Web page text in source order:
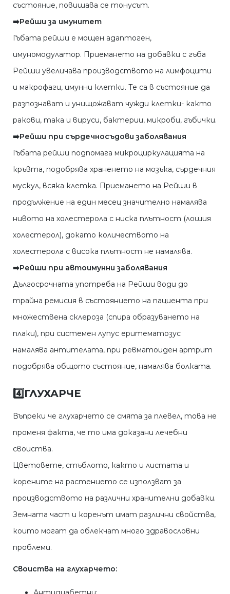
състояние, повишава се тонусът.
➡️Рейши за имунитет
Гъбата рейши е мощен адаптоген,
имуномодулатор. Приемането на добавки с гъба
Рейши увеличава производството на лимфоцити
и макрофаги, имунни клетки. Те са в състояние да
разпознават и унищожават чужди клетки- както
ракови, така и вируси, бактерии, микроби, гъбички.
➡️Рейши при сърдечносъдови заболявания
Гъбата рейши подпомага микроциркулацията на
кръвта, подобрява храненето на мозъка, сърдечния
мускул, всяка клетка. Приемането на Рейши в
продължение на един месец значително намалява
нивото на холестерола с ниска плътност (лошия
холестерол), докато количеството на
холестерола с висока плътност не намалява.
➡️Рейши при автоимунни заболявания
Дългосрочната употреба на Рейши води до
трайна ремисия в състоянието на пациента при
множествена склероза (спира образуването на
плаки), при системен лупус еритематозус
намалява антителата, при ревматоиден артрит
подобрява общото състояние, намалява болката.
4️⃣ГЛУХАРЧЕ
Въпреки че глухарчето се смята за плевел, това не
променя факта, че то има доказани лечебни
своиства.
Цветовете, стъблото, както и листата и
корените на растението се използват за
производството на различни хранителни добавки.
Земната част и коренът имат различни свойства,
които могат да облекчат много здравословни
проблеми.
Своиства на глухарчето: